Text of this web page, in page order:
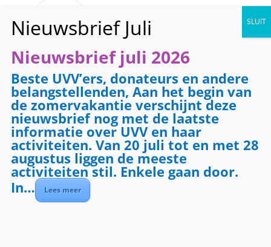
« Alle Evenementen
Evenementenreeks:Klussendienst
Klussendienst
25 januari 2027 @ 09:00-17:00
Nieuwsbrief juli 2026
Beste UVV’ers, donateurs en andere
belangstellenden, Aan het begin van
de zomervakantie verschijnt deze
nieuwsbrief nog met de laatste
informatie over UVV en haar
activiteiten. Van 20 juli tot en met 28
augustus liggen de meeste
activiteiten stil. Enkele gaan door.
In…
Lees meer